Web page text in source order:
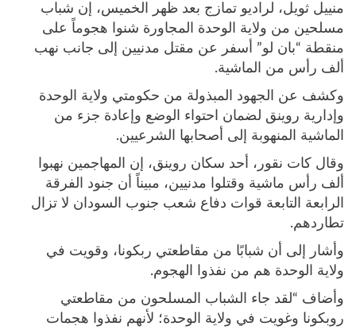
منييل ثويل، لراديو تمازج بعد ظهر الخميس، إن شباب
مسلحين من ولاية الوحدة المجاورة شنوا هجوماً على
منقطة “بان لو” أسفر عن مقتل مدنيين إلى جانب نهب
ألف رأس من الماشية.
وكشف عن الجهود المبذولة من حكومتي ولاية الوحدة
وإدارية روينق لضمان احتواء الوضع وإعادة جزء من
الماشية المنهوبة إلى أصحابها الشرعيين.
وقال كات نقور، أحد سكان روينق، إن المهاجمين نهبوا
ألف رأس ماشية وقتلوا مدنيين، مبيناً أن جنود الفرقة
الرابعة التابعة قوات دفاع شعب جنوب السودان لا تزال
تطاردهم.
وأشار إلى أن شبابًا من مقاطعتي ربكونا، وقويت في
ولاية الوحدة هم من نفذوا الهجوم.
وأضاف “لقد جاء الشباب المسلحون من مقاطعتي
روبكونا وغويت في ولاية الوحدة؛ لأنهم نفذوا هجمات